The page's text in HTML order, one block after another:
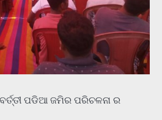
ପଡିଆ ଜମିର ପରିଚଳନା ର